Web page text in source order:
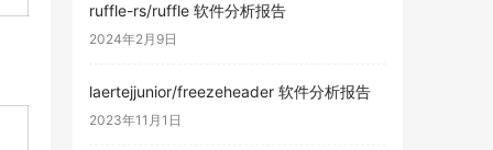
ruffle-rs/ruffle 软件分析报告
2024年2月9日
laertejjunior/freezeheader 软件分析报告
2023年11月1日